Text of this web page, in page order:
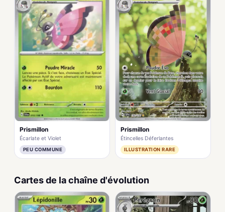
Prismillon
Écarlate et Violet
PEU COMMUNE
Prismillon
Étincelles Déferlantes
ILLUSTRATION RARE
Cartes de la chaîne d'évolution